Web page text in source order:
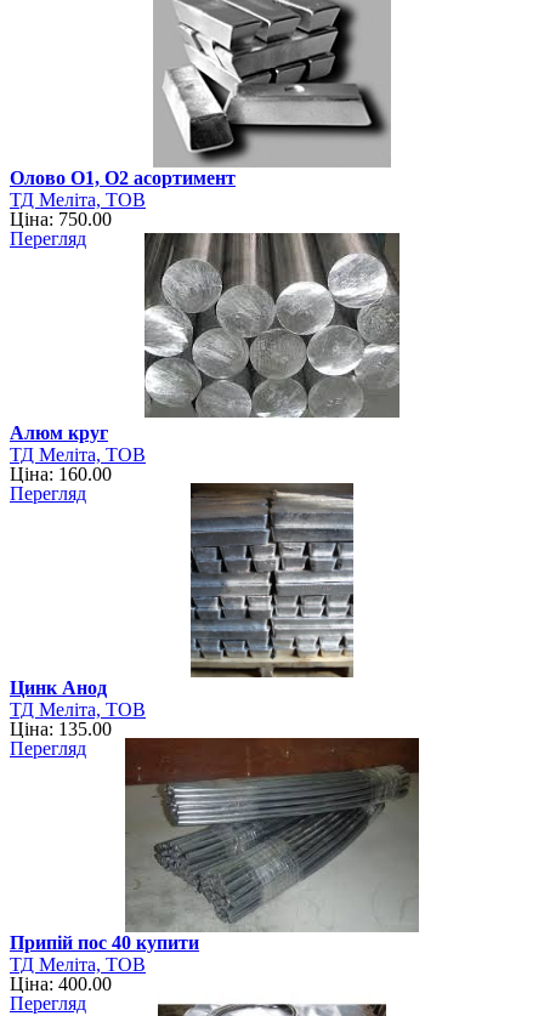
Олово О1, О2 асортимент
ТД Меліта, ТОВ
Ціна: 750.00
Перегляд
Алюм круг
ТД Меліта, ТОВ
Ціна: 160.00
Перегляд
Цинк Анод
ТД Меліта, ТОВ
Ціна: 135.00
Перегляд
Припій пос 40 купити
ТД Меліта, ТОВ
Ціна: 400.00
Перегляд